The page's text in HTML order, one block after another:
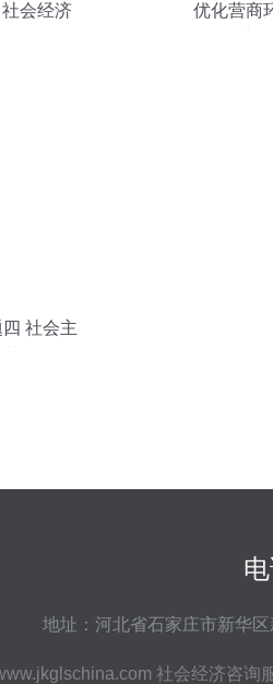
会经济
优化营商
社会主
地址：河北省石家庄市新华
社会经济咨询